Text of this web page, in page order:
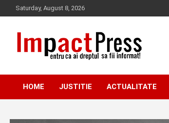
to
Saturday, August 8, 2026
IMPACTPRESS
HOME JUSTITIE ACTUALITATE